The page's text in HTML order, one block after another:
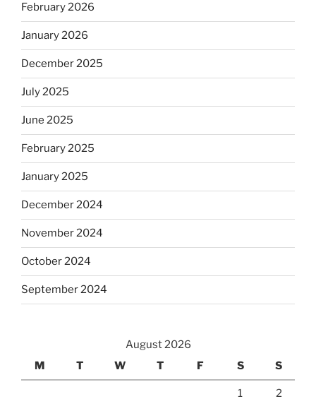
February 2026
January 2026
December 2025
July 2025
June 2025
February 2025
January 2025
December 2024
November 2024
October 2024
September 2024
August 2026
M
T W T F S S
1 2